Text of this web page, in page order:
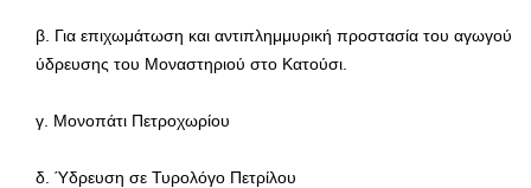
β. Για επιχωμάτωση και αντιπλημμυρική προστασία του αγωγού
ύδρευσης του Μοναστηριού στο Κατούσι.
γ. Μονοπάτι Πετροχωρίου
δ. Ύδρευση σε Τυρολόγο Πετρίλου